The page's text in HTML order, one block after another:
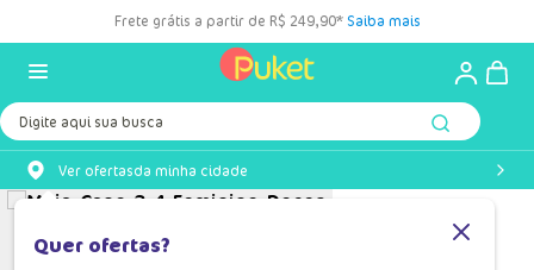
Frete grátis a partir de R$ 249,90* Saiba mais
Digite aqui sua busca
Ver ofertasda minha cidade
Quer ofertas?